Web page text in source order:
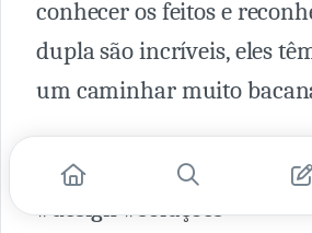
conhecer os feitos e
dupla são incríveis, eles
um caminhar muito
#inovação #protagonismo
#design #soluções